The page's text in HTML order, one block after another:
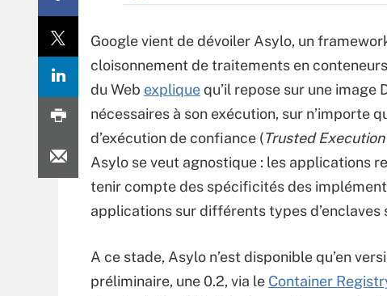
Google vient de dévoiler Asylo, un
cloisonnement de traitements en
du Web expliquequ’il repose sur une
nécessaires à son exécution, sur n’importe
d’exécution de confiance (Trusted
Asylo se veut agnostique : les applications
tenir compte des spécificités des
applications sur différents types d’enclaves
A ce stade, Asylo n’est disponible qu’en
préliminaire, une 0.2, via le Container